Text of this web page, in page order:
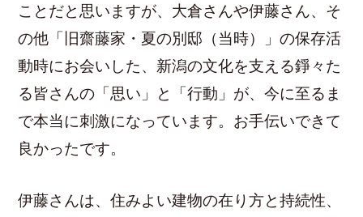
ことだと思いますが、大倉さんや伊藤さん、そ
の他「旧齋藤家・夏の別邸（当時）」の保存活
動時にお会いした、新潟の文化を支える錚々た
る皆さんの「思い」と「行動」が、今に至るま
で本当に刺激になっています。お手伝いできて
良かったです。
伊藤さんは、住みよい建物の在り方と持続性、